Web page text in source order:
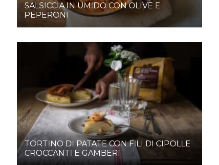
SALSICCIA IN UMIDO CON OLIVE E
PEPERONI
TORTINO DI PATATE CON FILI DI CIPOLLE
CROCCANTI E GAMBERI